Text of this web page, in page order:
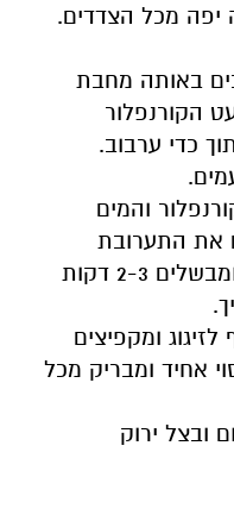
יפה מכל הצדדים.
באותה מחבת
הקורנפלור
כדי ערבוב.
והמים
את התערובת
למחבת, מערבבים היטב ומבשלים 2-3 דקות
ומקפיצים
אחיד ומבריק מכל
ובצל ירוק